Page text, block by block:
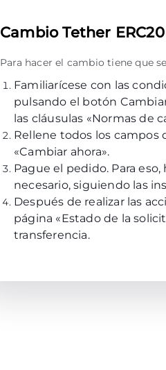
Cambio Tether
Para hacer el cambio tiene que
Familiarícese con las
pulsando el botón
las cláusulas «Normas de
Rellene todos los campos
«Cambiar ahora».
Pague el pedido. Para
necesario, siguiendo las
Después de realizar las
página «Estado de la
transferencia.